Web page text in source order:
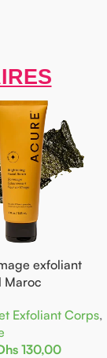
Corps,